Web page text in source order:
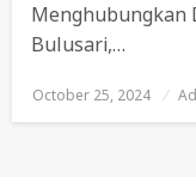
Menghubungkan
Bulusari,…
Posted
October 25, 2024